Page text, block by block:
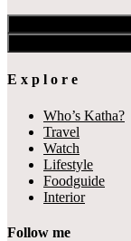
E x p l o r e
Who’s Katha?
Travel
Watch
Lifestyle
Foodguide
Interior
Follow me